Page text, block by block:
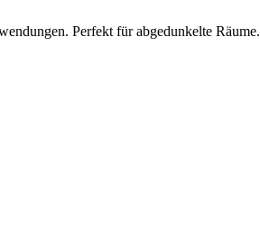
Perfekt für abgedunkelte Räume.